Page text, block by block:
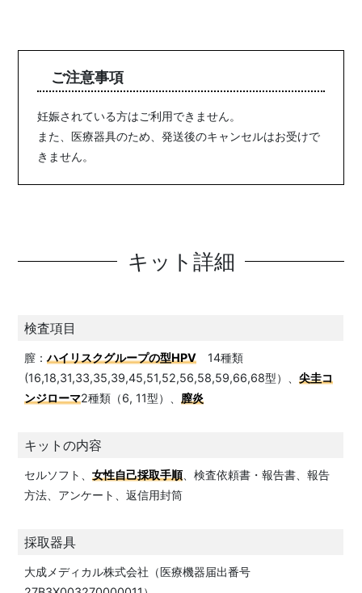
ご注意事項
妊娠されている方はご利用できません。
また、医療器具のため、発送後のキャンセルはお受けで
きません。
キット詳細
検査項目
膣：ハイリスクグループの型HPV 14種類
(16,18,31,33,35,39,45,51,52,56,58,59,66,68型）、尖圭コ
ンジローマ2種類（6, 11型）、膣炎
キットの内容
セルソフト、女性自己採取手順、検査依頼書・報告書、報告
方法、アンケート、返信用封筒
採取器具
大成メディカル株式会社（医療機器届出番号